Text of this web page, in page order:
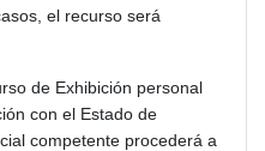
el recurso será
de Exhibición personal
con el Estado de
competente procederá a